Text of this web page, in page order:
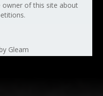
of this site about
Gleam